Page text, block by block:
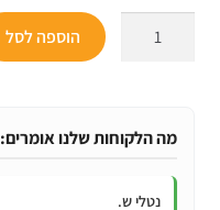
לקוחות
מקורי
LG
הוספה לסל
מה הלקוחות שלנו אומרים:
נטלי ש.